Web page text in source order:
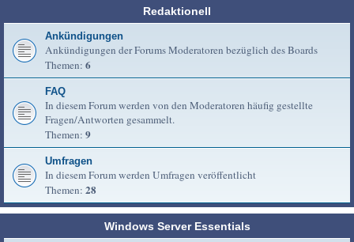
Redaktionell
Ankündigungen
Ankündigungen der Forums Moderatoren bezüglich des Boards
Themen: 6
FAQ
In diesem Forum werden von den Moderatoren häufig gestellte
Fragen/Antworten gesammelt.
Themen: 9
Umfragen
In diesem Forum werden Umfragen veröffentlicht
Themen: 28
Windows Server Essentials